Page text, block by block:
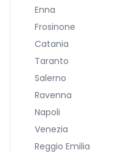
Enna
Frosinone
Catania
Taranto
Salerno
Ravenna
Napoli
Venezia
Reggio Emilia